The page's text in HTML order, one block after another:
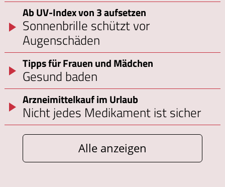
Ab UV-Index von 3 aufsetzen
Sonnenbrille schützt vor
Augenschäden
Tipps für Frauen und Mädchen
Gesund baden
Arzneimittelkauf im Urlaub
Nicht jedes Medikament ist sicher
Alle anzeigen